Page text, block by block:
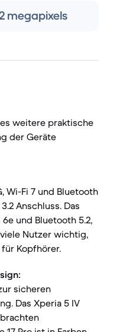
megapixels
weitere praktische
der Geräte
Wi-Fi 7 und Bluetooth
Anschluss. Das
und Bluetooth 5.2,
Nutzer wichtig,
Kopfhörer.
sicheren
Das Xperia 5 IV